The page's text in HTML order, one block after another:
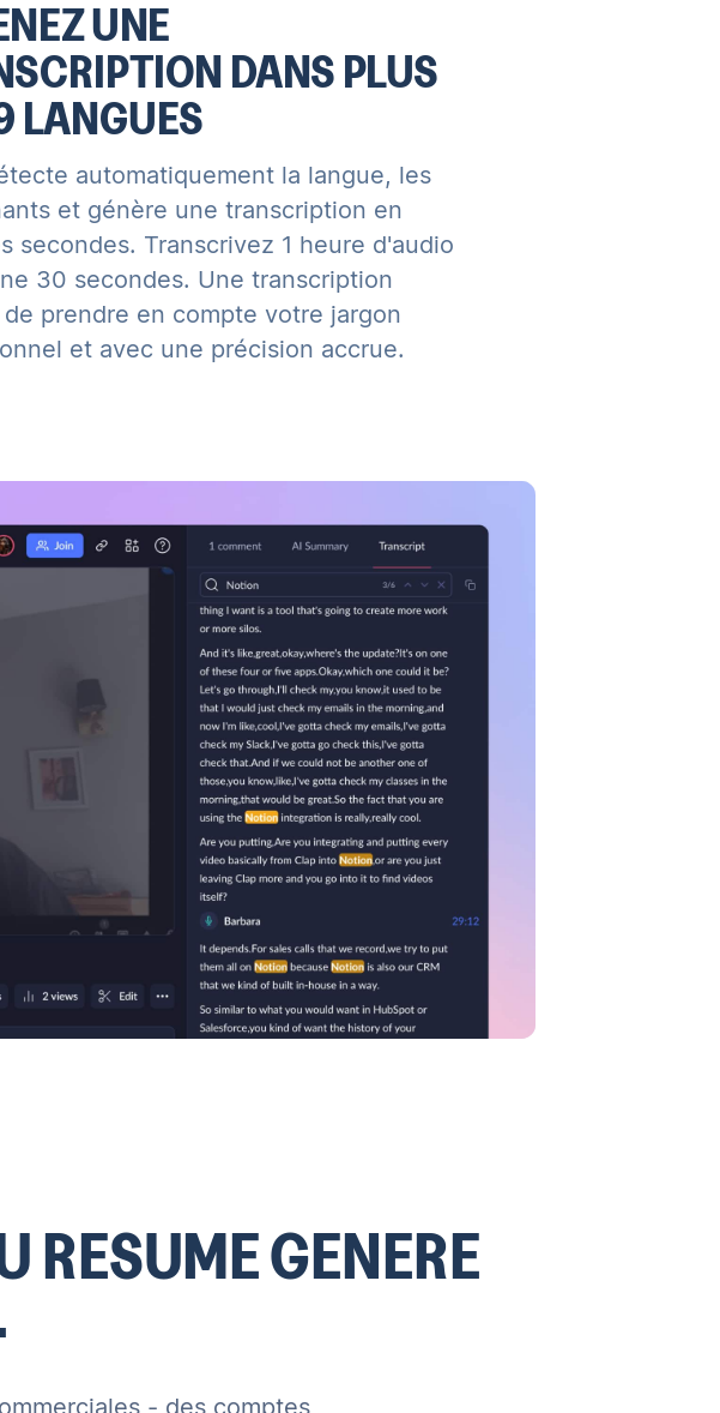
UNE
DANS PLUS
LANGUES
automatiquement la langue, les
et génère une transcription en
secondes. Transcrivez 1 heure d'audio
30 secondes. Une transcription
de prendre en compte votre jargon
et avec une précision accrue.
RESUME GENERE
- des comptes